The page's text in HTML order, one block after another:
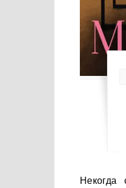
Некогда способный следователь средних лет Ли Дон-щик теперь работает в небольшом